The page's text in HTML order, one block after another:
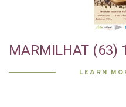
MARMILHAT (63)
VINS
LEARN